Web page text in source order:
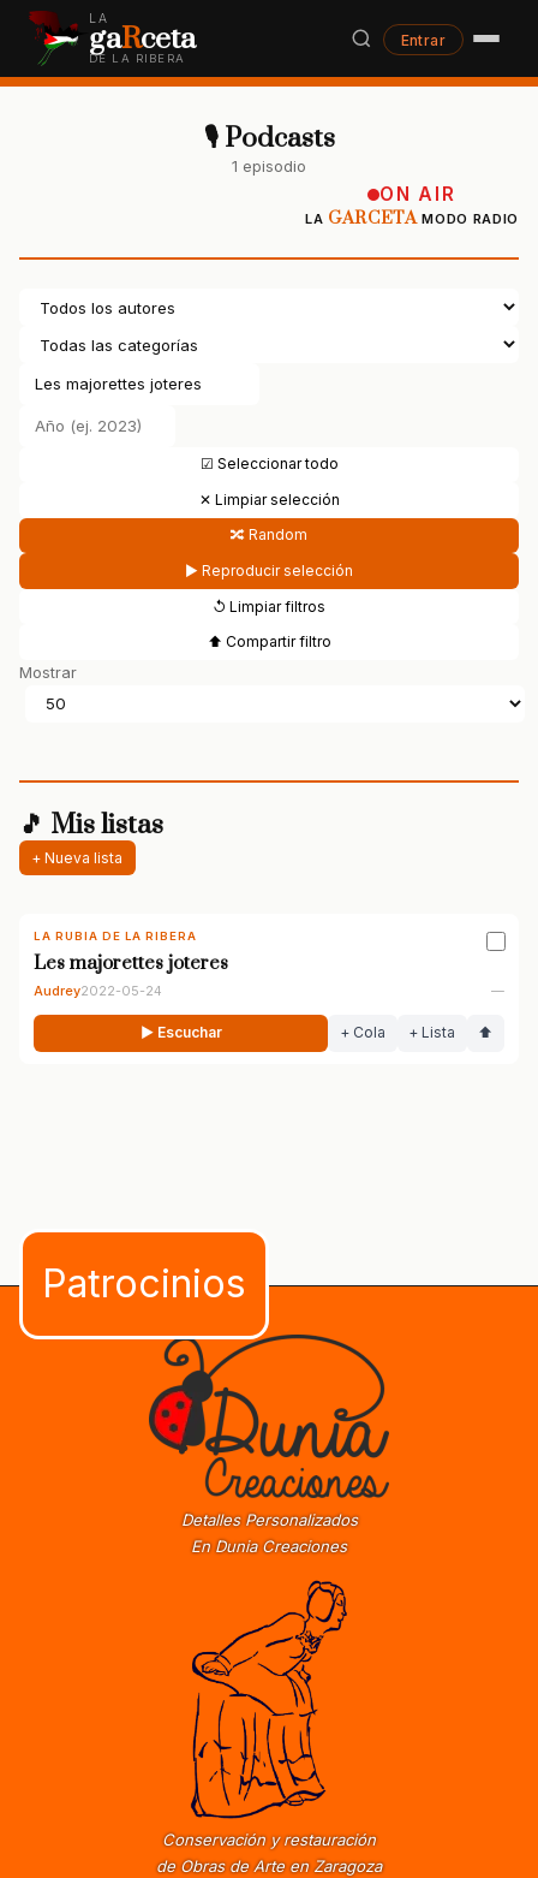
LA
gaRceta
DE LA RIBERA
Entrar
🎙 Podcasts
1 episodio
ON AIR
LA GARCETAMODO RADIO
☑ Seleccionar todo
✕ Limpiar selección
🔀 Random
▶ Reproducir selección
↺ Limpiar filtros
⬆ Compartir filtro
Mostrar
🎵 Mis listas
+ Nueva lista
LA RUBIA DE LA RIBERA
Les majorettes joteres
Audrey2022-05-24 —
▶ Escuchar + Cola + Lista ⬆
Detalles Personalizados
En Dunia Creaciones
Conservación y restauración
de Obras de Arte en Zaragoza